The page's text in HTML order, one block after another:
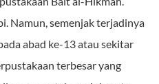
Namun, semenjak terjadinya
abad ke-13 atau sekitar
terbesar yang